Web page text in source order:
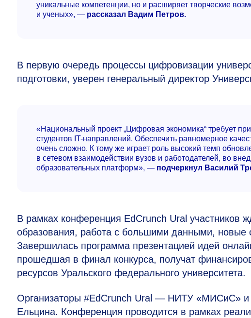
уникальные компетенции, но и расширяет творческие
и ученых», — рассказал Вадим Петров.
В первую очередь процессы цифровизации
подготовки, уверен генеральный директор
«Национальный проект „Цифровая экономика“ требует
студентов IT-направлений. Обеспечить равномерное
очень сложно. К тому же играет роль высокий темп
в сетевом взаимодействии вузов и работодателей, во
образовательных платформ», — подчеркнул Василий
В рамках конференция EdCrunch Ural участников
образования, работа с большими данными, новые
Завершилась программа презентацией идей
прошедшая в финал конкурса, получат
ресурсов Уральского федерального университета.
Организаторы #EdCrunch Ural — НИТУ «МИСиС»
Ельцина. Конференция проводится в рамках